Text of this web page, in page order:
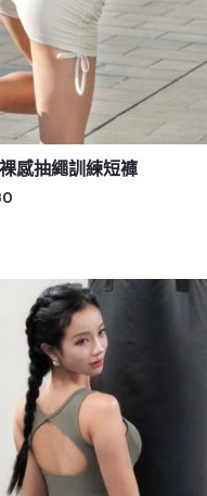
感抽繩訓練短褲